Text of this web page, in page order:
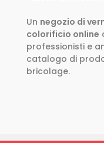
Un negozio di
colorificio online
professionisti e
catalogo di
bricolage.